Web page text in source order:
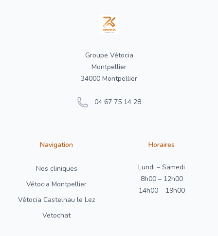
Groupe Vétocia
Montpellier
34000 Montpellier
04 67 75 14 28
Navigation
Nos cliniques
Vétocia Montpellier
Vétocia Castelnau le Lez
Vetochat
Horaires
Lundi – Samedi
8h00 – 12h00
14h00 – 19h00